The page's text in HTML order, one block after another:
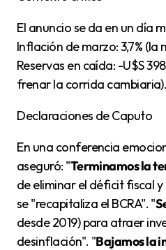
El anuncio se da en un día
Inflación de marzo: 3,7% (la
Reservas en caída: -U$S
frenar la corrida cambiaria).
Declaraciones de Caputo
En una conferencia emocionada, el ministro
aseguró: "Terminamos la
de eliminar el déficit fiscal
se "recapitaliza el BCRA". "
desde 2019) para atraer
desinflación". "Bajamos la